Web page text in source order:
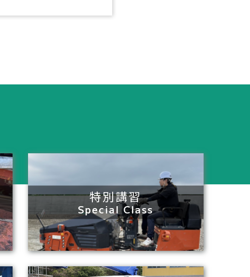
特別講習
Special Class